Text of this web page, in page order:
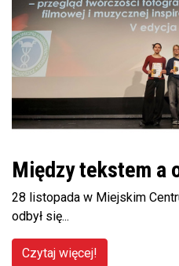
Między tekstem a
28 listopada w Miejskim
odbył się...
Czytaj więcej!